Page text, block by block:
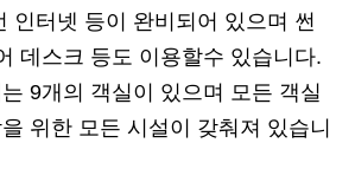
인터넷 등이 완비되어 있으며 썬
데스크 등도 이용할수 있습니다.
9개의 객실이 있으며 모든 객실
위한 모든 시설이 갖춰져 있습니